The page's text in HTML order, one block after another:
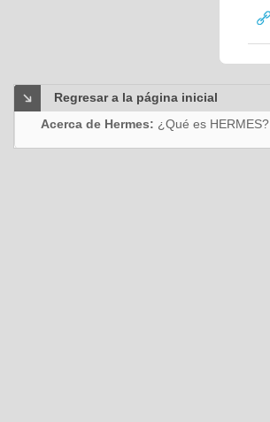
Regresar a la página inicial
Acerca de Hermes: ¿Qué es HERMES?